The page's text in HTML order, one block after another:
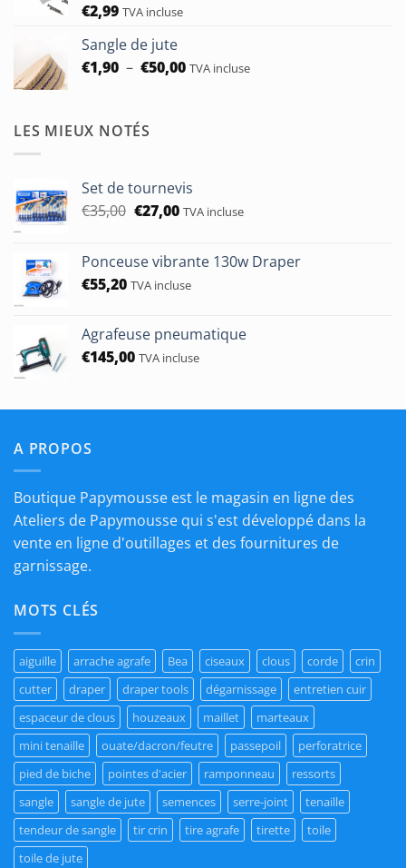
€2,99 TVA incluse
Sangle de jute
€1,90 – €50,00Plage
TVA incluse
LES MIEUX NOTÉS
Set de tournevis
€35,00 Le
était :
€35,00.
€27,00Le
est :
€27,00.
TVA incluse
Ponceuse vibrante 130w Draper
€55,20 TVA incluse
Agrafeuse pneumatique
€145,00 TVA incluse
A PROPOS
Boutique Papymousse est le magasin en ligne des
Ateliers de Papymousse qui s'est développé dans la
vente en ligne d'outillages et des fournitures de
garnissage.
MOTS CLÉS
aiguille arrache agrafe Bea ciseaux clous corde
crin
cutter
draper draper tools dégarnissage
entretien cuir
espaceur de clous
houzeaux maillet
marteaux
mini tenaille
ouate/dacron/feutre passepoil
perforatrice
pied de biche
pointes d'acier ramponneau
ressorts
sangle
sangle de jute semences serre-joint
tenaille
tendeur de sangle
tir crin tire agrafe tirette
toile
toile de jute